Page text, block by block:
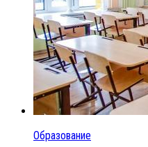
Образование